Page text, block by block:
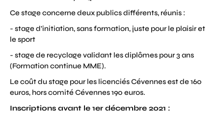
Ce stage concerne deux publics différents, réunis :
- stage d’initiation, sans formation, juste pour le plaisir et
le sport
- stage de recyclage validant les diplômes pour 3 ans
(Formation continue MME).
Le coût du stage pour les licenciés Cévennes est de 160
euros, hors comité Cévennes 190 euros.
Inscriptions avant le 1er décembre 2021 :